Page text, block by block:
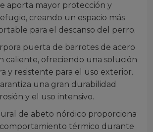
aporta mayor protección y
creando un espacio más
para el descanso del perro.
puerta de barrotes de acero
caliente, ofreciendo una solución
y resistente para el uso exterior.
una gran durabilidad
y el uso intensivo.
de abeto nórdico proporciona
térmico durante